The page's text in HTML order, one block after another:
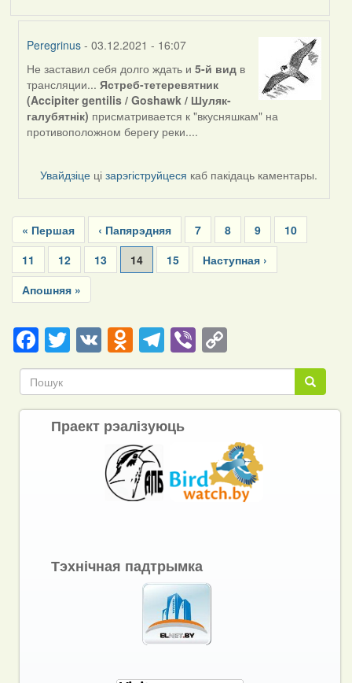
Peregrinus - 03.12.2021 - 16:07
In
reply
to
by
Feather
Не заставил себя долго ждать и5-й вид в
трансляции...Ястреб-тетеревятник
(Accipiter gentilis / Goshawk / Шуляк-
галубятнік) присматривается к "вкусняшкам" на
противоположном берегу реки....
Увайдзіце цізарэгіструйцеся каб пакідаць каментары.
Pagination
First
page
« Першая
Previous
page
‹ Папярэдняя Page
7 Page
8 Page
9 Page
10
Page
11 Page
12 Page
13
Current
page
14 Page
15
Next
page
Наступная ›
Last
page
Апошняя »
Facebook
Twitter
VKOdnoklassniki
Telegram
ViberCopy
Link Пошук
Пошук
Праект рэалізуюць
Тэхнічная падтрымка